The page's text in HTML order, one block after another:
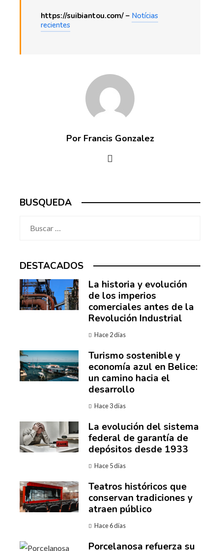
https://suibiantou.com/ – Notícias
recientes
Por Francis Gonzalez
BUSQUEDA
DESTACADOS
La historia y evolución
de los imperios
comerciales antes de la
Revolución Industrial
Hace 2 días
Turismo sostenible y
economía azul en Belice:
un camino hacia el
desarrollo
Hace 3 días
La evolución del sistema
federal de garantía de
depósitos desde 1933
Hace 5 días
Teatros históricos que
conservan tradiciones y
atraen público
Hace 6 días
Porcelanosa refuerza su